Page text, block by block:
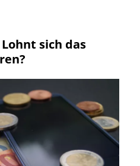
sich das